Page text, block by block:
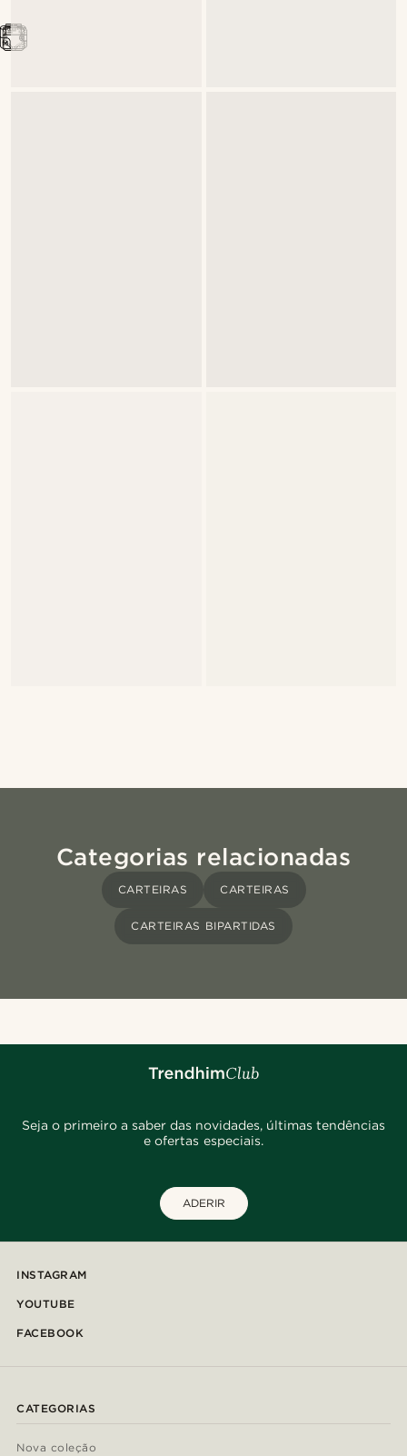
Categorias relacionadas
CARTEIRAS CARTEIRAS
CARTEIRAS BIPARTIDAS
Seja o primeiro a saber das novidades, últimas tendências
e ofertas especiais.
ADERIR
INSTAGRAM
YOUTUBE
FACEBOOK
CATEGORIAS
Nova coleção